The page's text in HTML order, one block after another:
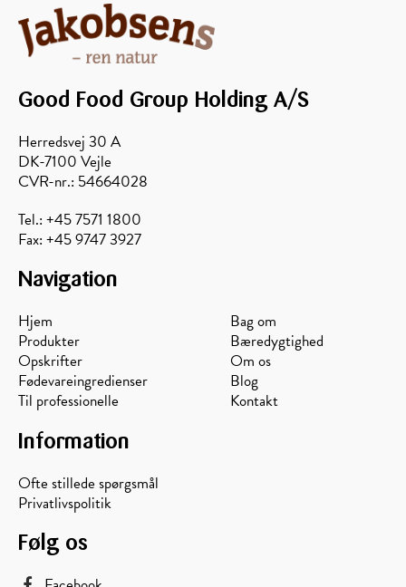
Good Food Group Holding A/S
Herredsvej 30 A
DK-7100 Vejle
CVR-nr.: 54664028
Tel.: +45 7571 1800
Fax: +45 9747 3927
Navigation
Hjem
Produkter
Opskrifter
Fødevareingredienser
Til professionelle
Bag om
Bæredygtighed
Om os
Blog
Kontakt
Information
Ofte stillede spørgsmål
Privatlivspolitik
Følg os